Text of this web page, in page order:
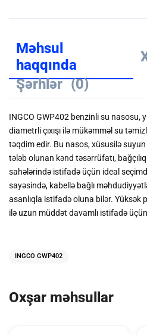
Məhsul
haqqında
Şərhlər (0)
INGCO GWP402 benzinli su nasosu,
diametrli çıxışı ilə mükəmməl su
təqdim edir. Bu nasos, xüsusilə
tələb olunan kənd təsərrüfatı,
sahələrində istifadə üçün ideal
sayəsində, kabellə bağlı
asanlıqla istifadə oluna bilər. Yüksək
ilə uzun müddət davamlı istifadə
INGCO GWP402
Oxşar məhsullar